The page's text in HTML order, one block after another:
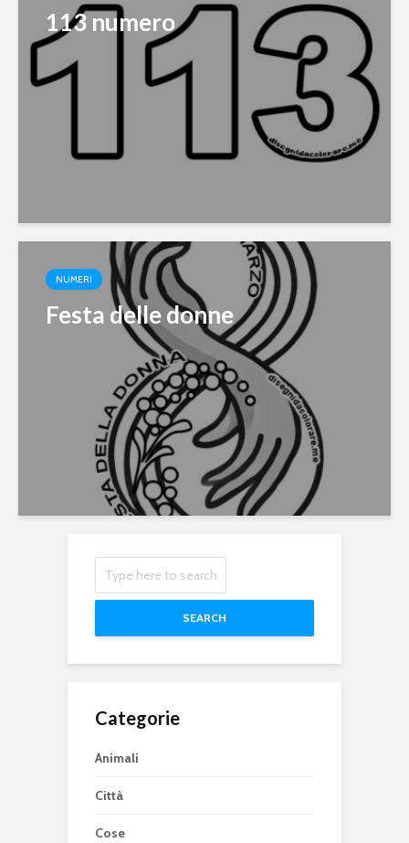
113 numero
NUMERI
Festa delle donne
SEARCH
Categorie
Animali
Città
Cose